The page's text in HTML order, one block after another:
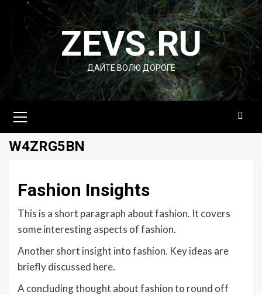
Перейти
содержимомуZEVS.RU
ДАЙТЕ ВОЛЮ ДОРОГЕ
меню
W4ZRG5BN
Fashion Insights
This is a short paragraph about fashion. It covers
some interesting aspects of fashion.
Another short insight into fashion. Key ideas are
briefly discussed here.
A concluding thought about fashion to round off